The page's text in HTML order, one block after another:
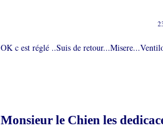
OK c est réglé ..Suis de
Monsieur le Chien les